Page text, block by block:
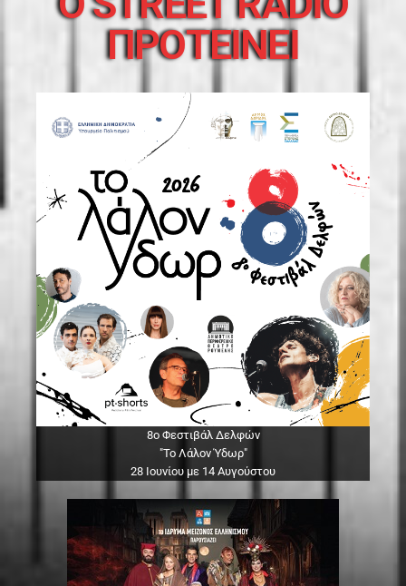
ΠΡΟΤΕΙΝΕΙ
8ο Φεστιβάλ Δελφών
"Το Λάλον Ύδωρ"
28 Ιουνίου με 14 Αυγούστου